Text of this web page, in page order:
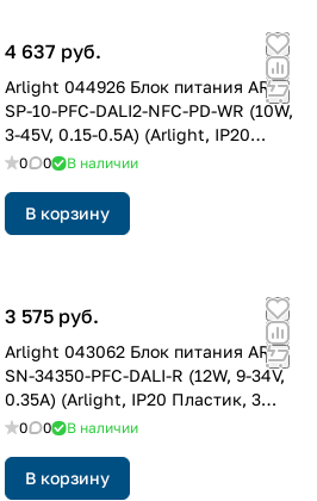
4 637 руб.
Arlight 044926 Блок питания ARJ-
SP-10-PFC-DALI2-NFC-PD-WR (10W,
3-45V, 0.15-0.5A) (Arlight, IP20
Пластик, 5 лет)
0 0 В наличии
В корзину
3 575 руб.
Arlight 043062 Блок питания ARJ-
SN-34350-PFC-DALI-R (12W, 9-34V,
0.35A) (Arlight, IP20 Пластик, 3
года)
0 0 В наличии
В корзину